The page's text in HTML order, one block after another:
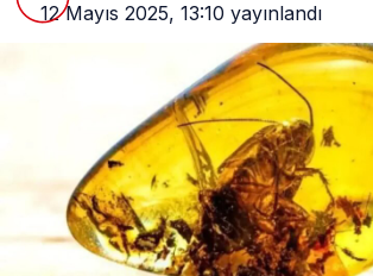
12 Mayıs 2025, 13:10 yayınlandı